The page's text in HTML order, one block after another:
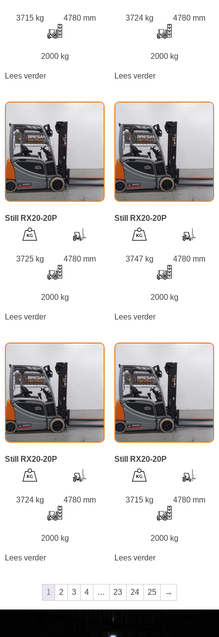
3715 kg 4780 mm
2000 kg
Lees verder
3724 kg 4780 mm
2000 kg
Lees verder
Still RX20-20P
3725 kg 4780 mm
2000 kg
Lees verder
Still RX20-20P
3747 kg 4780 mm
2000 kg
Lees verder
Still RX20-20P
3724 kg 4780 mm
2000 kg
Lees verder
Still RX20-20P
3715 kg 4780 mm
2000 kg
Lees verder
1 2 3 4 … 23 24 25 →